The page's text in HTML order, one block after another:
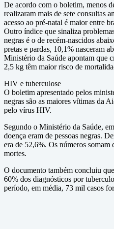
De acordo com o boletim, menos
realizaram mais de sete consultas
acesso ao pré-natal é maior entre
Outro índice que sinaliza
negras é o de recém-nascidos
pretas e pardas, 10,1% nasceram
Ministério da Saúde apontam que
2,5 kg têm maior risco de
HIV e tuberculose
O boletim apresentado pelos
negras são as maiores vítimas da
pelo vírus HIV.
Segundo o Ministério da Saúde,
doença eram de pessoas negras.
era de 52,6%. Os números somam
mortes.
O documento também concluiu
60% dos diagnósticos por
período, em média, 73 mil casos